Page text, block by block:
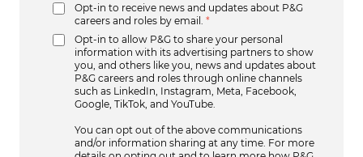
Opt-in to receive news and updates about P&G
careers and roles by email.
*
Opt-in to allow P&G to share your personal
information with its advertising partners to show
you, and others like you, news and updates about
P&G careers and roles through online channels
such as LinkedIn, Instagram, Meta, Facebook,
Google, TikTok, and YouTube.
You can opt out of the above communications
and/or information sharing at any time. For more